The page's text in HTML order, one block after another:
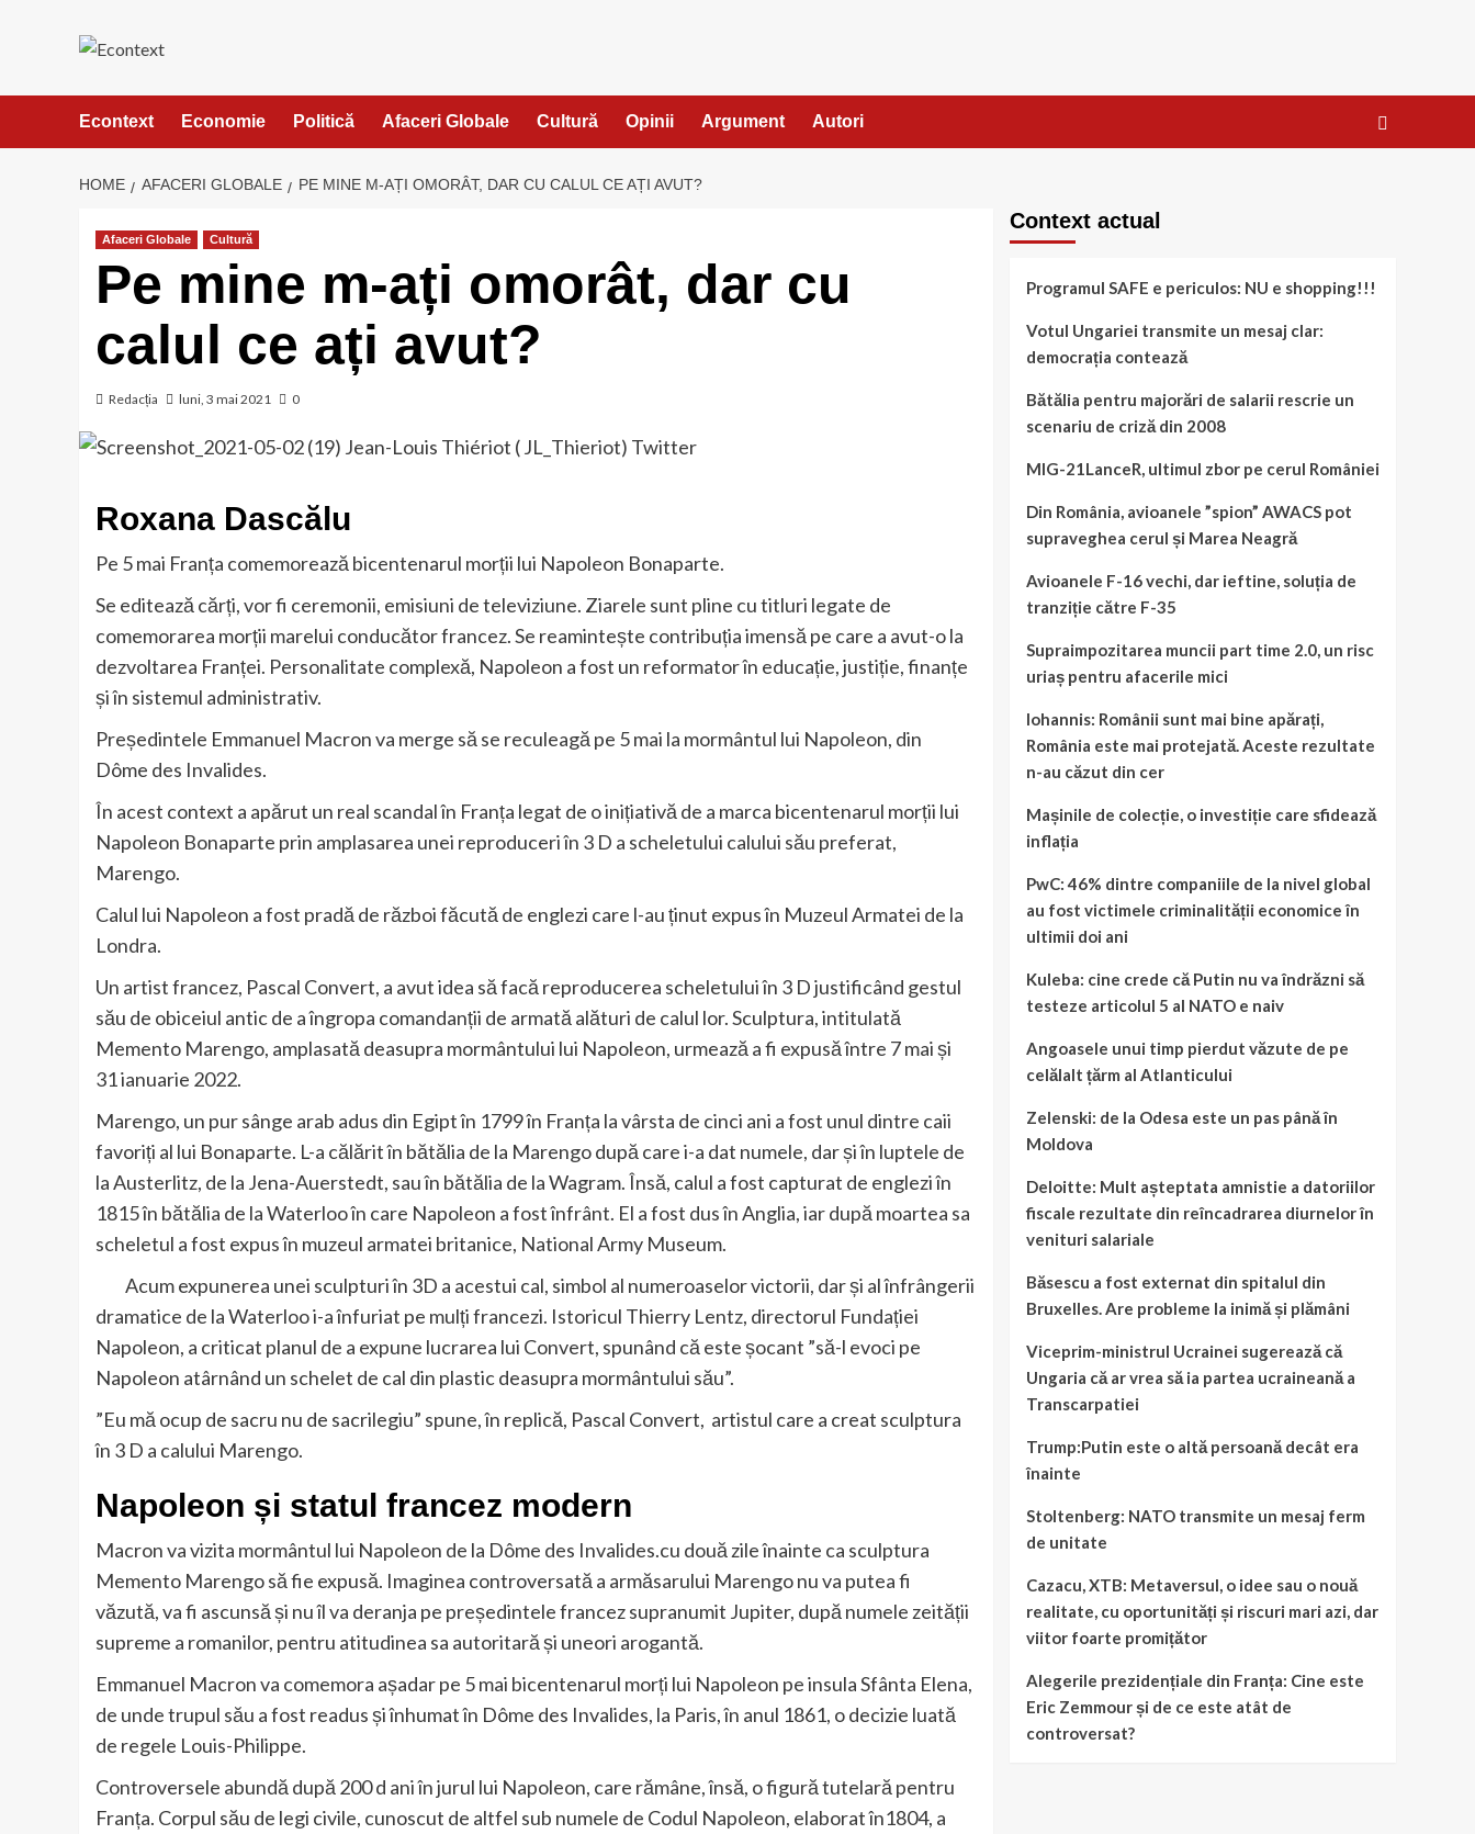
Econtext Economie Politică Afaceri Globale Cultură Opinii Argument Autori
HOME AFACERI GLOBALE PE MINE M-AȚI OMORÂT, DAR CU CALUL CE AȚI AVUT?
Afaceri Globale Cultură
Pe mine m-ați omorât, dar cu
calul ce ați avut?
Redacția luni, 3 mai 2021 0
Roxana Dascălu
Pe 5 mai Franța comemorează bicentenarul morții lui Napoleon Bonaparte.
Se editează cărți, vor fi ceremonii, emisiuni de televiziune. Ziarele sunt pline cu titluri legate de
comemorarea morții marelui conducător francez. Se reamintește contribuția imensă pe care a avut-o la
dezvoltarea Franței. Personalitate complexă, Napoleon a fost un reformator în educație, justiție, finanțe
și în sistemul administrativ.
Președintele Emmanuel Macron va merge să se reculeagă pe 5 mai la mormântul lui Napoleon, din
Dôme des Invalides.
În acest context a apărut un real scandal în Franța legat de o inițiativă de a marca bicentenarul morții lui
Napoleon Bonaparte prin amplasarea unei reproduceri în 3 D a scheletului calului său preferat,
Marengo.
Calul lui Napoleon a fost pradă de război făcută de englezi care l-au ținut expus în Muzeul Armatei de la
Londra.
Un artist francez, Pascal Convert, a avut idea să facă reproducerea scheletului în 3 D justificând gestul
său de obiceiul antic de a îngropa comandanții de armată alături de calul lor. Sculptura, intitulată
Memento Marengo, amplasată deasupra mormântului lui Napoleon, urmează a fi expusă între 7 mai și
31 ianuarie 2022.
Marengo, un pur sânge arab adus din Egipt în 1799 în Franța la vârsta de cinci ani a fost unul dintre caii
favoriți al lui Bonaparte. L-a călărit în bătălia de la Marengo după care i-a dat numele, dar și în luptele de
la Austerlitz, de la Jena-Auerstedt, sau în bătălia de la Wagram. Însă, calul a fost capturat de englezi în
1815 în bătălia de la Waterloo în care Napoleon a fost înfrânt. El a fost dus în Anglia, iar după moartea sa
scheletul a fost expus în muzeul armatei britanice, National Army Museum.
Acum expunerea unei sculpturi în 3D a acestui cal, simbol al numeroaselor victorii, dar și al înfrângerii
dramatice de la Waterloo i-a înfuriat pe mulți francezi. Istoricul Thierry Lentz, directorul Fundației
Napoleon, a criticat planul de a expune lucrarea lui Convert, spunând că este șocant ”să-l evoci pe
Napoleon atârnând un schelet de cal din plastic deasupra mormântului său”.
”Eu mă ocup de sacru nu de sacrilegiu” spune, în replică, Pascal Convert, artistul care a creat sculptura
în 3 D a calului Marengo.
Napoleon și statul francez modern
Macron va vizita mormântul lui Napoleon de la Dôme des Invalides.cu două zile înainte ca sculptura
Memento Marengo să fie expusă. Imaginea controversată a armăsarului Marengo nu va putea fi
văzută, va fi ascunsă și nu îl va deranja pe președintele francez supranumit Jupiter, după numele zeității
supreme a romanilor, pentru atitudinea sa autoritară și uneori arogantă.
Emmanuel Macron va comemora așadar pe 5 mai bicentenarul morți lui Napoleon pe insula Sfânta Elena,
de unde trupul său a fost readus și înhumat în Dôme des Invalides, la Paris, în anul 1861, o decizie luată
de regele Louis-Philippe.
Controversele abundă după 200 d ani în jurul lui Napoleon, care rămâne, însă, o figură tutelară pentru
Franța. Corpul său de legi civile, cunoscut de altfel sub numele de Codul Napoleon, elaborat în1804, a
Context actual
Programul SAFE e periculos: NU e shopping!!!
Votul Ungariei transmite un mesaj clar:
democrația contează
Bătălia pentru majorări de salarii rescrie un
scenariu de criză din 2008
MIG-21LanceR, ultimul zbor pe cerul României
Din România, avioanele ”spion” AWACS pot
supraveghea cerul și Marea Neagră
Avioanele F-16 vechi, dar ieftine, soluția de
tranziție către F-35
Supraimpozitarea muncii part time 2.0, un risc
uriaș pentru afacerile mici
Iohannis: Românii sunt mai bine apărați,
România este mai protejată. Aceste rezultate
n-au căzut din cer
Mașinile de colecție, o investiție care sfidează
inflația
PwC: 46% dintre companiile de la nivel global
au fost victimele criminalității economice în
ultimii doi ani
Kuleba: cine crede că Putin nu va îndrăzni să
testeze articolul 5 al NATO e naiv
Angoasele unui timp pierdut văzute de pe
celălalt țărm al Atlanticului
Zelenski: de la Odesa este un pas până în
Moldova
Deloitte: Mult așteptata amnistie a datoriilor
fiscale rezultate din reîncadrarea diurnelor în
venituri salariale
Băsescu a fost externat din spitalul din
Bruxelles. Are probleme la inimă și plămâni
Viceprim-ministrul Ucrainei sugerează că
Ungaria că ar vrea să ia partea ucraineană a
Transcarpatiei
Trump:Putin este o altă persoană decât era
înainte
Stoltenberg: NATO transmite un mesaj ferm
de unitate
Cazacu, XTB: Metaversul, o idee sau o nouă
realitate, cu oportunități și riscuri mari azi, dar
viitor foarte promițător
Alegerile prezidențiale din Franța: Cine este
Eric Zemmour și de ce este atât de
controversat?